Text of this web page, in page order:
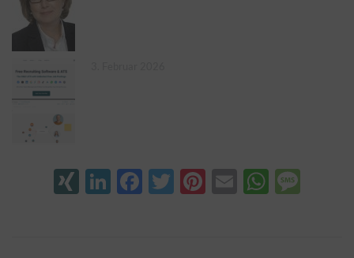
XINGLinkedIn
Facebook
Twitter
Pinterest
Email